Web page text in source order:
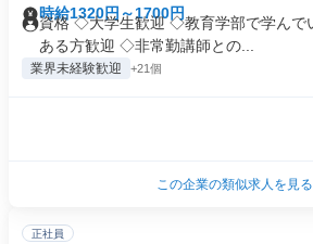
時給1320円～1700円
資格 ◇大学生歓迎 ◇教育学部で学んで
ある方歓迎 ◇非常勤講師との...
業界未経験歓迎 +21個
この企業の類似求人を見る
正社員